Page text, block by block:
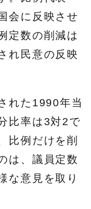
会に反映させ
定数の削減は
れ民意の反映
れた1990年当
比率は3対2で
比例だけを削
は、議員定数
な意見を取り